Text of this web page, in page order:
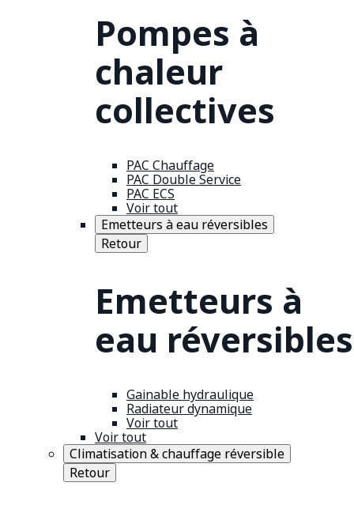
Pompes à
chaleur
collectives
PAC Chauffage
PAC Double Service
PAC ECS
Voir tout
Emetteurs à eau réversibles
Retour
Emetteurs à
eau réversibles
Gainable hydraulique
Radiateur dynamique
Voir tout
Voir tout
Climatisation & chauffage réversible
Retour